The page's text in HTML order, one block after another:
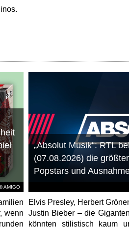
AMIGO
wenn
„Absolut Musik“: RTL
(07.08.2026) die
Popstars und
Elvis Presley, Herbert
Justin Bieber – die
könnten stilistisch kaum